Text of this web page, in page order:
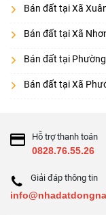
Bán đất tại Xã
Bán đất tại Xã
Bán đất tại
Bán đất tại Xã
Hỗ trợ thanh toán
0828.76.55.26
Giải đáp thông tin